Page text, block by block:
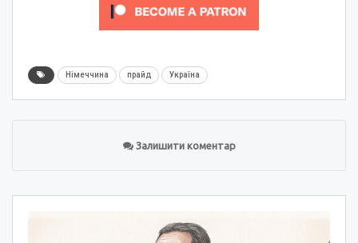
Німеччина прайд Україна
Залишити коментар